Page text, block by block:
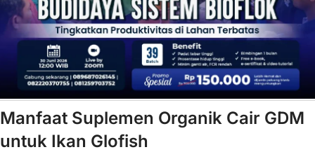
Manfaat Suplemen Organik Cair GDM
untuk Ikan Glofish